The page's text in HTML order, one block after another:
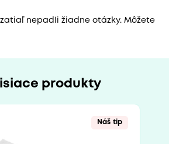
nepadli žiadne otázky. Môžete
produkty
Náš tip